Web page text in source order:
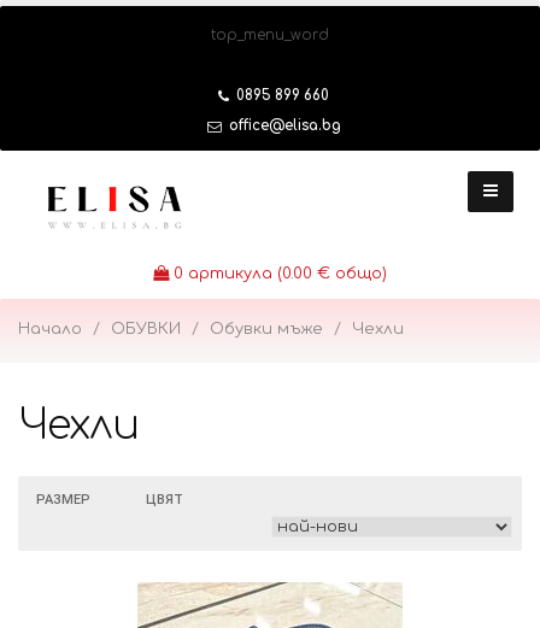
top_menu_word
0895 899 660
office@elisa.bg
0 артикула (0.00 € общо)
Начало ОБУВКИ Обувки мъже Чехли
Чехли
РАЗМЕР ЦВЯТ